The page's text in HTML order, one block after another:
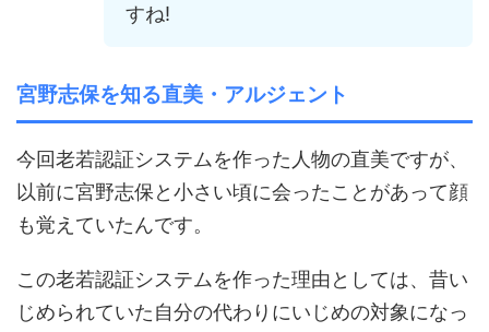
すね!
宮野志保を知る直美・アルジェント
今回老若認証システムを作った人物の直美ですが、
以前に宮野志保と小さい頃に会ったことがあって顔
も覚えていたんです。
この老若認証システムを作った理由としては、昔い
じめられていた自分の代わりにいじめの対象になっ